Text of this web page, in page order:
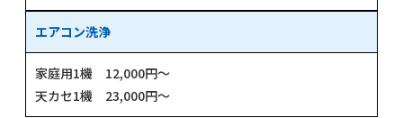
エアコン洗浄
家庭用1機 12,000円～
天カセ1機 23,000円～